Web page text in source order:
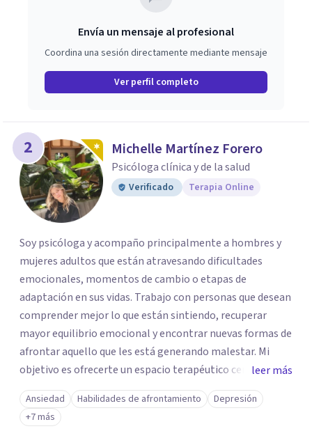
Envía un mensaje al profesional
Coordina una sesión directamente mediante mensaje
Ver perfil completo
2 Michelle Martínez Forero
Psicóloga clínica y de la salud
Verificado Terapia Online
Soy psicóloga y acompaño principalmente a hombres y
mujeres adultos que están atravesando dificultades
emocionales, momentos de cambio o etapas de
adaptación en sus vidas. Trabajo con personas que desean
comprender mejor lo que están sintiendo, recuperar
mayor equilibrio emocional y encontrar nuevas formas de
afrontar aquello que les está generando malestar. Mi
objetivo es ofrecerte un espacio terapéutico cercano,
seguro y libre de juicios, en el que puedas comprender
mejor lo que estás viviendo, reconocer tus necesidades y
desarrollar herramientas que te ayuden a afrontar tu
leer más
Ansiedad Habilidades de afrontamiento
Depresión
+7 más